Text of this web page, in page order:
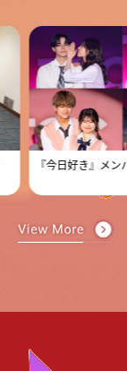
『今日好き』メ